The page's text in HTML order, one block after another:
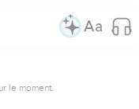
le moment.